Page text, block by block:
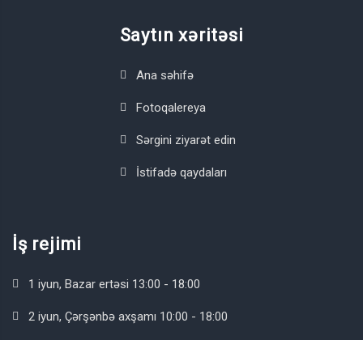
Saytın xəritəsi
Ana səhifə
Fotoqalereya
Sərgini ziyarət edin
İstifadə qaydaları
İş rejimi
1 iyun, Bazar ertəsi 13:00 - 18:00
2 iyun, Çərşənbə axşamı 10:00 - 18:00